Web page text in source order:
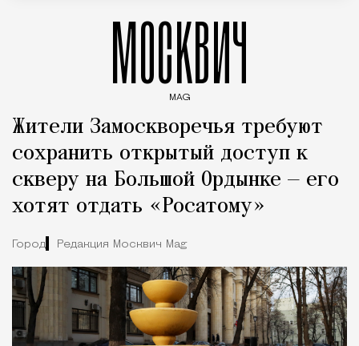
МОСКВИЧ
MAG
Жители Замоскворечья требуют
сохранить открытый доступ к
скверу на Большой Ордынке — его
хотят отдать «Росатому»
Город Редакция Москвич Mag